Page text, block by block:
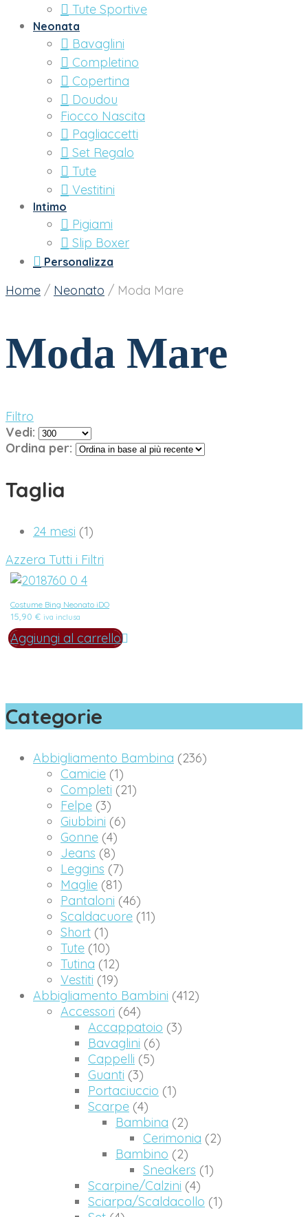
Tute Sportive
Neonata
Bavaglini
Completino
Copertina
Doudou
Fiocco Nascita
Pagliaccetti
Set Regalo
Tute
Vestitini
Intimo
Pigiami
Slip Boxer
Personalizza
Home / Neonato / Moda Mare
Moda Mare
Filtro
Vedi:
Ordina per:
Taglia
24 mesi (1)
Azzera Tutti i Filtri
Costume Bing Neonato iDO
15,90 € iva inclusa
Aggiungi al carrello
Categorie
Abbigliamento Bambina (236)
Camicie (1)
Completi (21)
Felpe (3)
Giubbini (6)
Gonne (4)
Jeans (8)
Leggins (7)
Maglie (81)
Pantaloni (46)
Scaldacuore (11)
Short (1)
Tute (10)
Tutina (12)
Vestiti (19)
Abbigliamento Bambini (412)
Accessori (64)
Accappatoio (3)
Bavaglini (6)
Cappelli (5)
Guanti (3)
Portaciuccio (1)
Scarpe (4)
Bambina (2)
Cerimonia (2)
Bambino (2)
Sneakers (1)
Scarpine/Calzini (4)
Sciarpa/Scaldacollo (1)